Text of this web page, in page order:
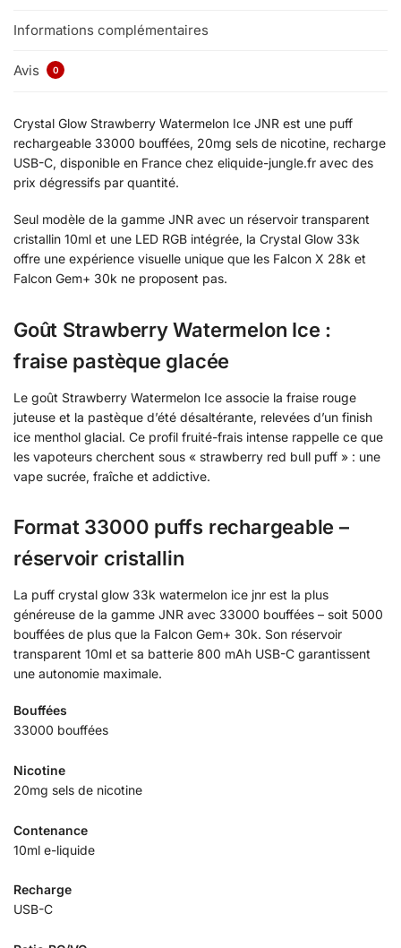
Informations complémentaires
Avis 0
Crystal Glow Strawberry Watermelon Ice JNR est une puff
rechargeable 33000 bouffées, 20mg sels de nicotine, recharge
USB-C, disponible en France chez eliquide-jungle.fr avec des
prix dégressifs par quantité.
Seul modèle de la gamme JNR avec un réservoir transparent
cristallin 10ml et une LED RGB intégrée, la Crystal Glow 33k
offre une expérience visuelle unique que les Falcon X 28k et
Falcon Gem+ 30k ne proposent pas.
Goût Strawberry Watermelon Ice :
fraise pastèque glacée
Le goût Strawberry Watermelon Ice associe la fraise rouge
juteuse et la pastèque d’été désaltérante, relevées d’un finish
ice menthol glacial. Ce profil fruité-frais intense rappelle ce que
les vapoteurs cherchent sous « strawberry red bull puff » : une
vape sucrée, fraîche et addictive.
Format 33000 puffs rechargeable –
réservoir cristallin
La puff crystal glow 33k watermelon ice jnr est la plus
généreuse de la gamme JNR avec 33000 bouffées – soit 5000
bouffées de plus que la Falcon Gem+ 30k. Son réservoir
transparent 10ml et sa batterie 800 mAh USB-C garantissent
une autonomie maximale.
Bouffées
33000 bouffées
Nicotine
20mg sels de nicotine
Contenance
10ml e-liquide
Recharge
USB-C